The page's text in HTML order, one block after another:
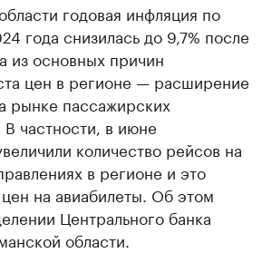
годовая инфляция по
года снизилась до 9,7% после
из основных причин
цен в регионе — расширение
рынке пассажирских
частности, в июне
количество рейсов на
в регионе и это
на авиабилеты. Об этом
Центрального банка
области.